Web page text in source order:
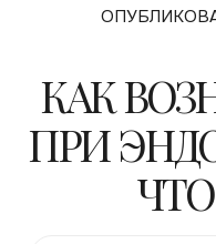
КАК
ПРИ